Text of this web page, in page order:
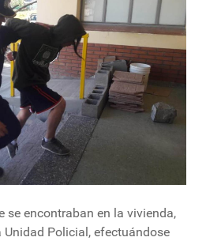
se encontraban en la vivienda,
Policial, efectuándose